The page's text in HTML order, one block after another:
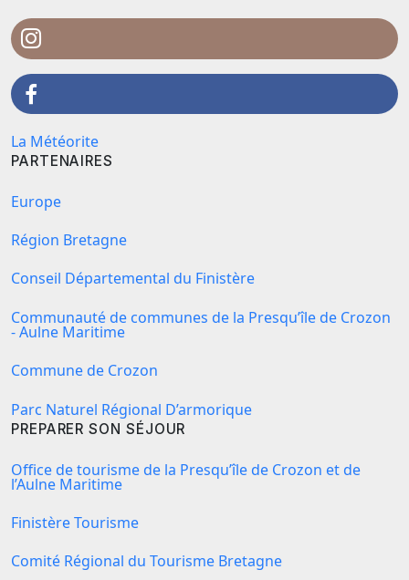
La Météorite
PARTENAIRES
Europe
Région Bretagne
Conseil Départemental du Finistère
Communauté de communes de la Presqu’île de Crozon
- Aulne Maritime
Commune de Crozon
Parc Naturel Régional D’armorique
PREPARER SON SÉJOUR
Office de tourisme de la Presqu’île de Crozon et de
l’Aulne Maritime
Finistère Tourisme
Comité Régional du Tourisme Bretagne